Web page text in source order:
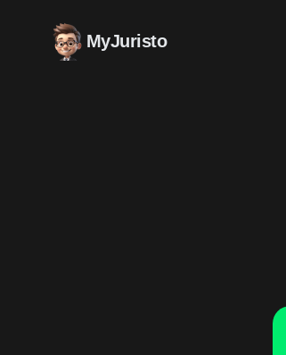
MyJuristo